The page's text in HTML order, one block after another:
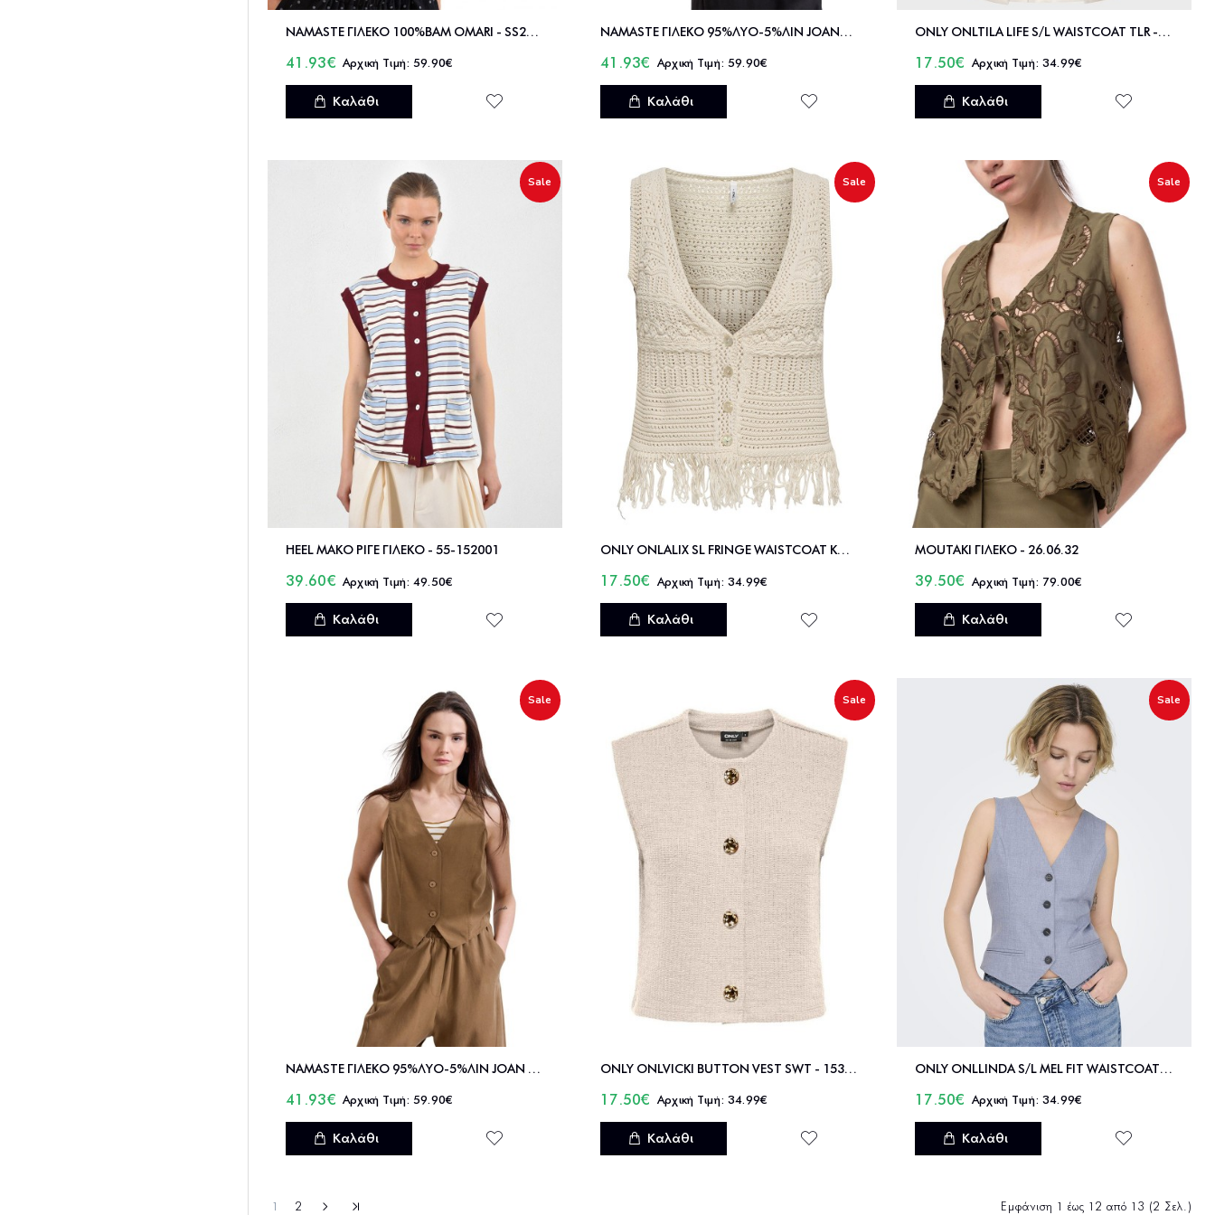
NAMASTE ΓΙΛΕΚΟ 100%ΒΑΜ OMARI - SS2226002
41.93€ 59.90€
Καλάθι
NAMASTE ΓΙΛΕΚΟ 95%ΛΥΟ-5%ΛΙΝ JOAN_1 - SS2226005
41.93€ 59.90€
Καλάθι
ONLY ONLTILA LIFE S/L WAISTCOAT TLR - 15367399
17.50€ 34.99€
Καλάθι
Sale
HEEL ΜΑΚΟ ΡΙΓΕ ΓΙΛΕΚΟ - 55-152001
39.60€ 49.50€
Καλάθι
Sale
ONLY ONLALIX SL FRINGE WAISTCOAT KNT - 15364856
17.50€ 34.99€
Καλάθι
Sale
MOUTAKI ΓΙΛΕΚΟ - 26.06.32
39.50€ 79.00€
Καλάθι
Sale
NAMASTE ΓΙΛΕΚΟ 95%ΛΥΟ-5%ΛΙΝ JOAN - SS2226004
41.93€ 59.90€
Καλάθι
Sale
ONLY ONLVICKI BUTTON VEST SWT - 15369165
17.50€ 34.99€
Καλάθι
Sale
ONLY ONLLINDA S/L MEL FIT WAISTCOAT TLR NOOS - 15336753
17.50€ 34.99€
Καλάθι
1 2 Εμφάνιση 1 έως 12 από 13 (2 Σελ.)